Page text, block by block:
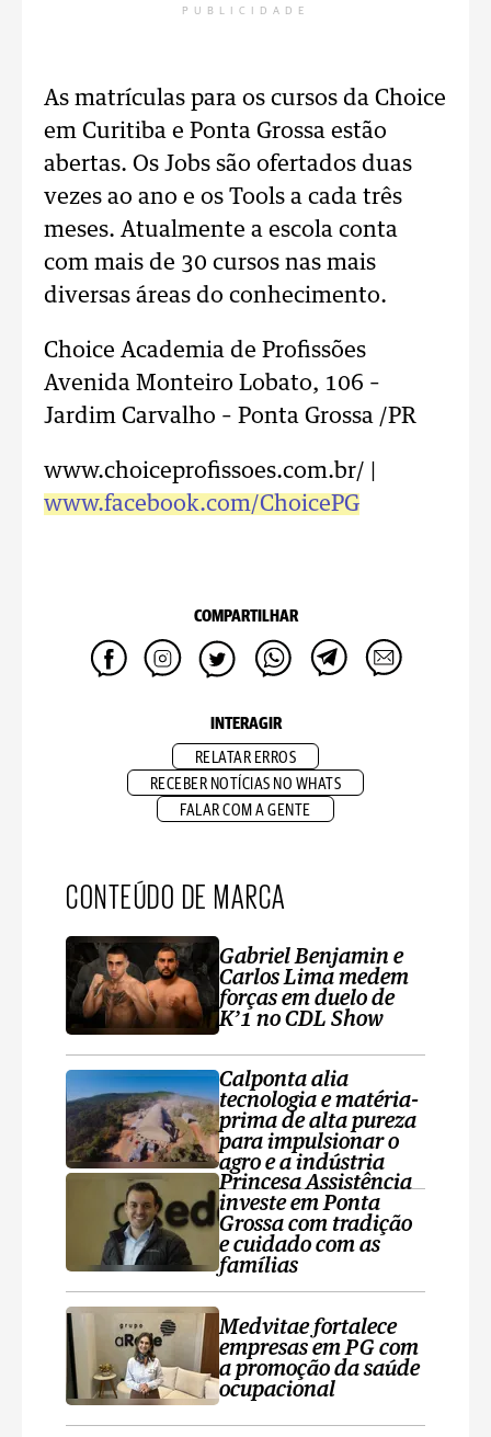
PUBLICIDADE
As matrículas para os cursos da Choice
em Curitiba e Ponta Grossa estão
abertas. Os Jobs são ofertados duas
vezes ao ano e os Tools a cada três
meses. Atualmente a escola conta
com mais de 30 cursos nas mais
diversas áreas do conhecimento.
Choice Academia de Profissões
Avenida Monteiro Lobato, 106 –
Jardim Carvalho – Ponta Grossa /PR
www.choiceprofissoes.com.br/ |
www.facebook.com/ChoicePG
COMPARTILHAR
INTERAGIR
RELATAR ERROS
RECEBER NOTÍCIAS NO WHATS
FALAR COM A GENTE
CONTEÚDO DE MARCA
Gabriel Benjamin e
Carlos Lima medem
forças em duelo de
K’1 no CDL Show
Calponta alia
tecnologia e matéria-
prima de alta pureza
para impulsionar o
agro e a indústria
Princesa Assistência
investe em Ponta
Grossa com tradição
e cuidado com as
famílias
Medvitae fortalece
empresas em PG com
a promoção da saúde
ocupacional